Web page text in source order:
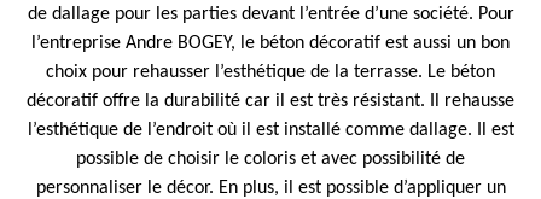
de dallage pour les parties devant l’entrée d’une société. Pour
l’entreprise Andre BOGEY, le béton décoratif est aussi un bon
choix pour rehausser l’esthétique de la terrasse. Le béton
décoratif offre la durabilité car il est très résistant. Il rehausse
l’esthétique de l’endroit où il est installé comme dallage. Il est
possible de choisir le coloris et avec possibilité de
personnaliser le décor. En plus, il est possible d’appliquer un